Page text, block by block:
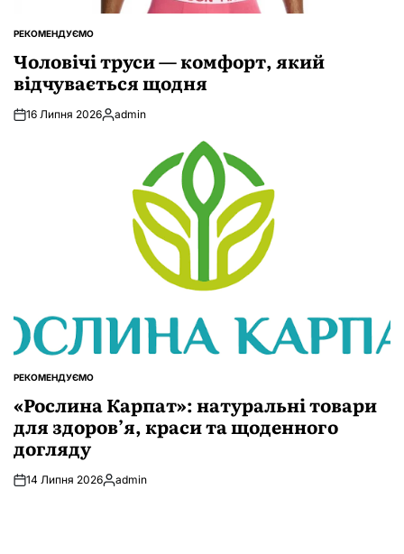
ОПУБЛІКУВАТИ
РЕКОМЕНДУЄМО
Чоловічі труси — комфорт, який
відчувається щодня
16 Липня 2026Опубліковано
admin
ОПУБЛІКУВАТИ
РЕКОМЕНДУЄМО
«Рослина Карпат»: натуральні товари
для здоров’я, краси та щоденного
догляду
14 Липня 2026Опубліковано
admin